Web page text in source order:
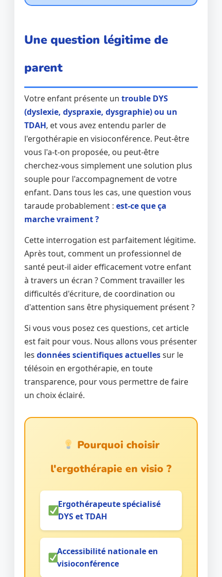
Une question légitime de
parent
Votre enfant présente untrouble DYS
(dyslexie, dyspraxie, dysgraphie) ou un
TDAH, et vous avez entendu parler de
l'ergothérapie en visioconférence. Peut-être
vous l'a-t-on proposée, ou peut-être
cherchez-vous simplement une solution plus
souple pour l'accompagnement de votre
enfant. Dans tous les cas, une question vous
taraude probablement :est-ce que ça
marche vraiment ?
Cette interrogation est parfaitement légitime.
Après tout, comment un professionnel de
santé peut-il aider efficacement votre enfant
à travers un écran ? Comment travailler les
difficultés d'écriture, de coordination ou
d'attention sans être physiquement présent ?
Si vous vous posez ces questions, cet article
est fait pour vous. Nous allons vous présenter
lesdonnées scientifiques actuellessur le
télésoin en ergothérapie, en toute
transparence, pour vous permettre de faire
un choix éclairé.
Pourquoi choisir
l'ergothérapie en visio ?
Ergothérapeute spécialisé
DYS et TDAH
Accessibilité nationale en
visioconférence